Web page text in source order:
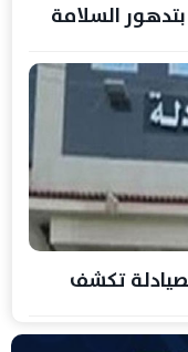
السلامة
الصيادلة تكشف